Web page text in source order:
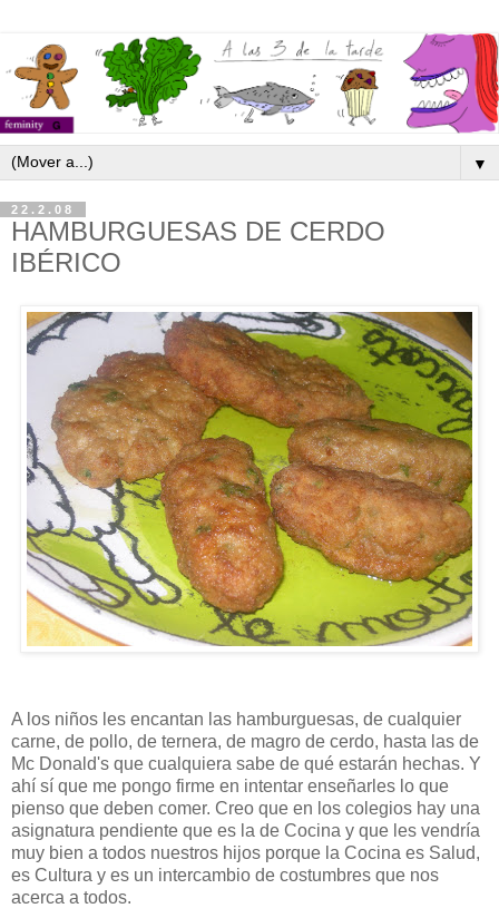
▼
22.2.08
HAMBURGUESAS DE CERDO
IBÉRICO
A los niños les encantan las hamburguesas, de cualquier
carne, de pollo, de ternera, de magro de cerdo, hasta las de
Mc Donald's que cualquiera sabe de qué estarán hechas. Y
ahí sí que me pongo firme en intentar enseñarles lo que
pienso que deben comer. Creo que en los colegios hay una
asignatura pendiente que es la de Cocina y que les vendría
muy bien a todos nuestros hijos porque la Cocina es Salud,
es Cultura y es un intercambio de costumbres que nos
acerca a todos.